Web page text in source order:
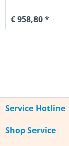
€ 958,80 *
Service Hotline
Shop Service